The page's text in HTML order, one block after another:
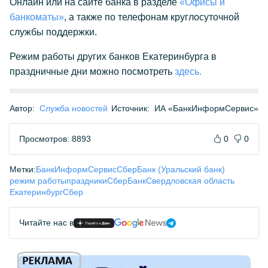
Онлайн или на сайте банка в разделе «Офисы и
банкоматы», а также по телефонам круглосуточной
службы поддержки.
Режим работы других банков Екатеринбурга в
праздничные дни можно посмотреть здесь.
Автор: Служба новостей Источник: ИА «БанкИнформСервис»
Просмотров: 8893 0 0
Метки:БанкИнформСервисСберБанк (Уральский банк)
режим работыпраздникиСберБанкСвердловская область
ЕкатеринбургСбер
Читайте нас в